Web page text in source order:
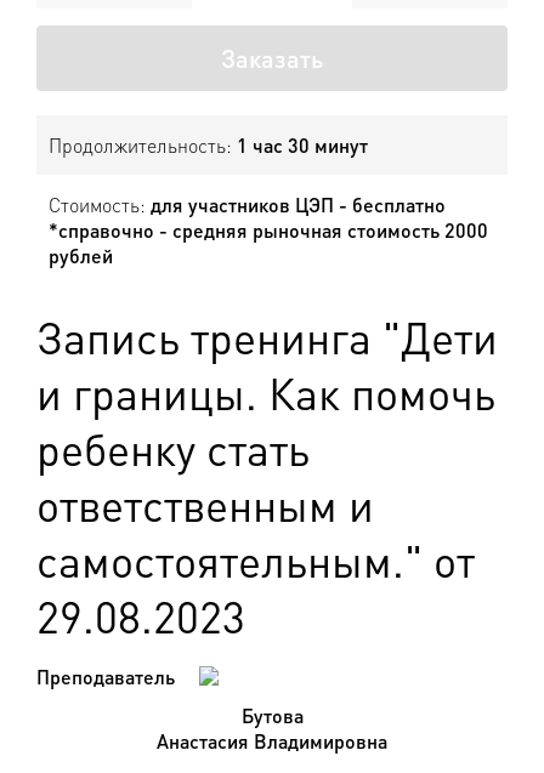
Заказать
Продолжительность: 1 час 30 минут
Стоимость: для участников ЦЭП - бесплатно
*справочно - средняя рыночная стоимость 2000
рублей
Запись тренинга "Дети
и границы. Как помочь
ребенку стать
ответственным и
самостоятельным." от
29.08.2023
Преподаватель
Бутова
Анастасия Владимировна